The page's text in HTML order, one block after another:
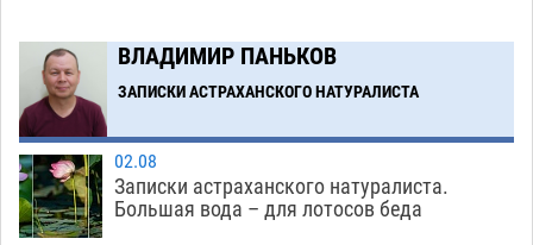
Загрузить еще
ВЛАДИМИР ПАНЬКОВ
ЗАПИСКИ АСТРАХАНСКОГО НАТУРАЛИСТА
02.08
Записки астраханского натуралиста.
Большая вода – для лотосов беда